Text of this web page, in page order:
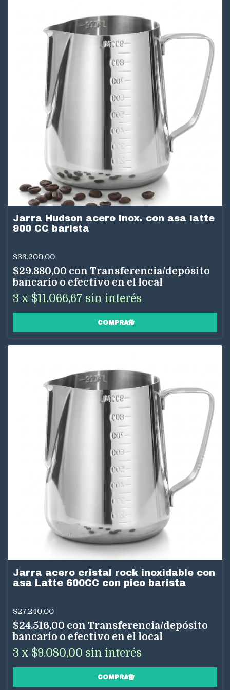
Jarra Hudson acero inox. con asa latte
900 CC barista
$33.200,00
$29.880,00 con Transferencia/depósito
bancario o efectivo en el local
3 x $11.066,67 sin interés
Jarra acero cristal rock inoxidable con
asa Latte 600CC con pico barista
$27.240,00
$24.516,00 con Transferencia/depósito
bancario o efectivo en el local
3 x $9.080,00 sin interés